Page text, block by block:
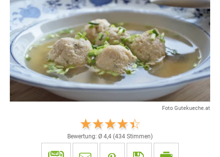
Foto Gutekueche.at
Bewertung: Ø 4,4 (434 Stimmen)